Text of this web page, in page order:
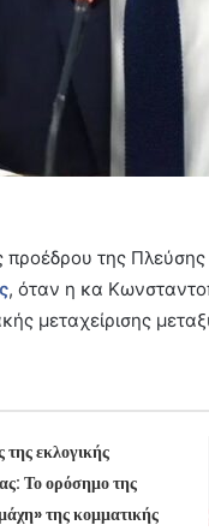
της Πλεύσης
, όταν η κα
μεταχείρισης
εκλογικής
Το ορόσημο της
της κομματικής